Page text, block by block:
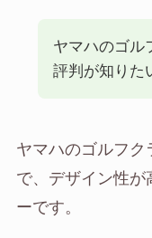
ヤマハのゴル
評判が知り
ヤマハのゴルフク
で、デザイン性が
ーです。